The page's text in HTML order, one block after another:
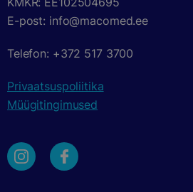
E-post: info@macomed.ee
Telefon: +372 517 3700
Privaatsuspoliitika
Müügitingimused